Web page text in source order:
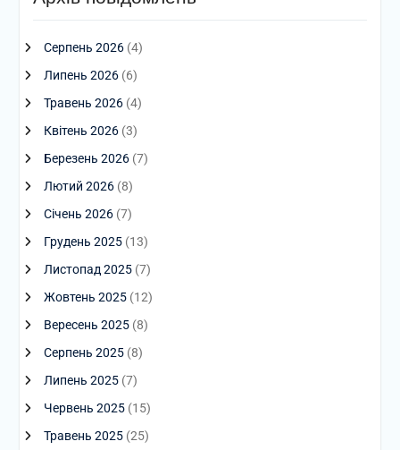
Серпень 2026(4)
Липень 2026(6)
Травень 2026(4)
Квітень 2026(3)
Березень 2026(7)
Лютий 2026(8)
Січень 2026(7)
Грудень 2025(13)
Листопад 2025(7)
Жовтень 2025(12)
Вересень 2025(8)
Серпень 2025(8)
Липень 2025(7)
Червень 2025(15)
Травень 2025(25)